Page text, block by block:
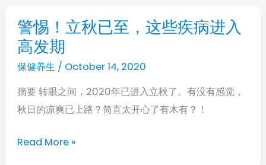
脊
椎
在
搞
事
情
警惕！立秋已至，这些疾病进入
高发期
保健养生 / October 14, 2020
摘要 转眼之间，2020年已进入立秋了。有没有感觉，
秋日的凉爽已上路？简直太开心了有木有？！
警
惕！
立
已
至，
些
Read More »